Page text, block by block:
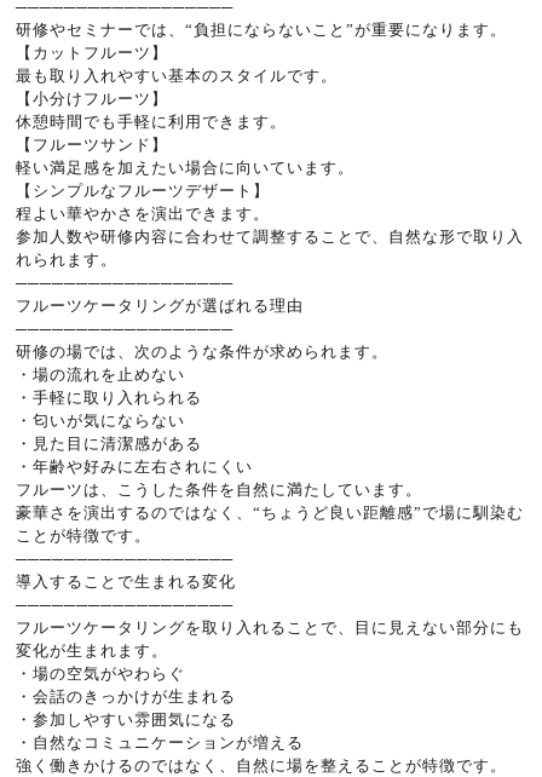
──────────────────
研修やセミナーでは、“負担にならないこと”が重要になります。
【カットフルーツ】
最も取り入れやすい基本のスタイルです。
【小分けフルーツ】
休憩時間でも手軽に利用できます。
【フルーツサンド】
軽い満足感を加えたい場合に向いています。
【シンプルなフルーツデザート】
程よい華やかさを演出できます。
参加人数や研修内容に合わせて調整することで、自然な形で取り入
れられます。
──────────────────
フルーツケータリングが選ばれる理由
──────────────────
研修の場では、次のような条件が求められます。
・場の流れを止めない
・手軽に取り入れられる
・匂いが気にならない
・見た目に清潔感がある
・年齢や好みに左右されにくい
フルーツは、こうした条件を自然に満たしています。
豪華さを演出するのではなく、“ちょうど良い距離感”で場に馴染む
ことが特徴です。
──────────────────
導入することで生まれる変化
──────────────────
フルーツケータリングを取り入れることで、目に見えない部分にも
変化が生まれます。
・場の空気がやわらぐ
・会話のきっかけが生まれる
・参加しやすい雰囲気になる
・自然なコミュニケーションが増える
強く働きかけるのではなく、自然に場を整えることが特徴です。